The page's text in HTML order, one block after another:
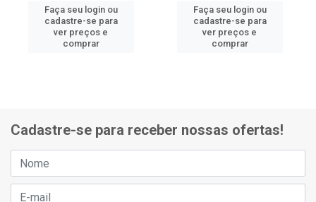
Faça seu login ou
cadastre-se para
ver preços e
comprar
Faça seu login ou
cadastre-se para
ver preços e
comprar
Cadastre-se para receber nossas ofertas!